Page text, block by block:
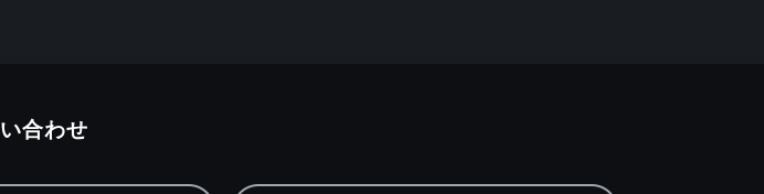
合わせ